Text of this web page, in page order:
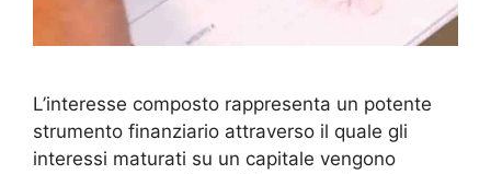
L’interesse composto rappresenta un potente
strumento finanziario attraverso il quale gli
interessi maturati su un capitale vengono